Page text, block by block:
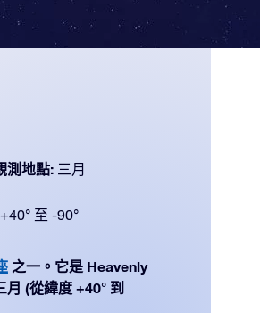
測地點: 三月
+40° 至 -90°
之一。它是 Heavenly
(從緯度 +40° 到